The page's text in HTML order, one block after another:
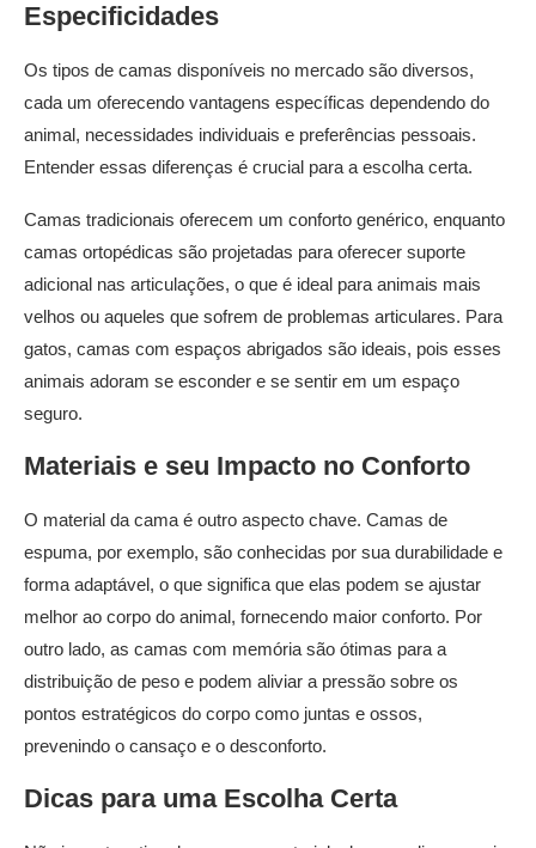
Especificidades
Os tipos de camas disponíveis no mercado são diversos,
cada um oferecendo vantagens específicas dependendo do
animal, necessidades individuais e preferências pessoais.
Entender essas diferenças é crucial para a escolha certa.
Camas tradicionais oferecem um conforto genérico, enquanto
camas ortopédicas são projetadas para oferecer suporte
adicional nas articulações, o que é ideal para animais mais
velhos ou aqueles que sofrem de problemas articulares. Para
gatos, camas com espaços abrigados são ideais, pois esses
animais adoram se esconder e se sentir em um espaço
seguro.
Materiais e seu Impacto no Conforto
O material da cama é outro aspecto chave. Camas de
espuma, por exemplo, são conhecidas por sua durabilidade e
forma adaptável, o que significa que elas podem se ajustar
melhor ao corpo do animal, fornecendo maior conforto. Por
outro lado, as camas com memória são ótimas para a
distribuição de peso e podem aliviar a pressão sobre os
pontos estratégicos do corpo como juntas e ossos,
prevenindo o cansaço e o desconforto.
Dicas para uma Escolha Certa